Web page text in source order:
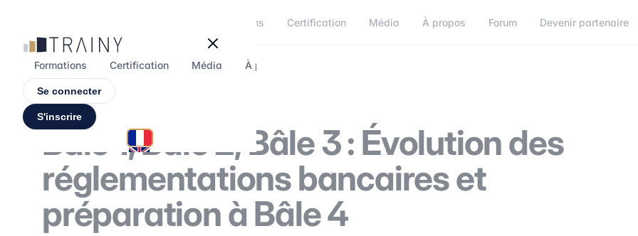
Formations Certification Média À propos Forum Devenir partenaire
Formations Certification Média À propos
Se connecter
S'inscrire
Bâle 1, Bâle 2, Bâle 3 : Évolution des
réglementations bancaires et
préparation à Bâle 4